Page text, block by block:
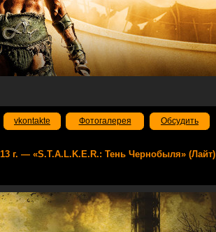
vkontakte Фотогалерея Обсудить
г. — «S.T.A.L.K.E.R.: Тень Чернобыля» (Лайт)